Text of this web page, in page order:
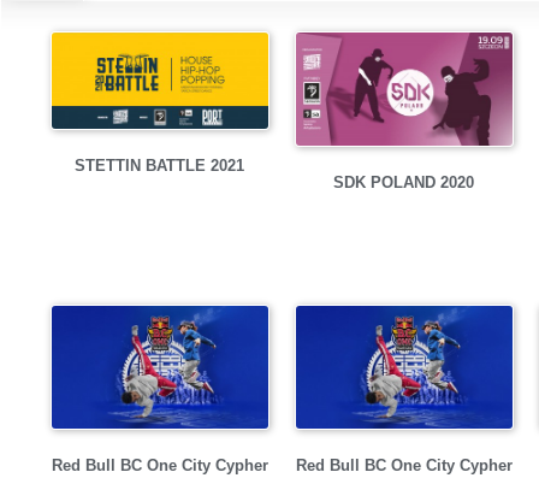
STETTIN BATTLE 2021
SDK POLAND 2020
Red Bull BC One City Cypher
Red Bull BC One City Cypher